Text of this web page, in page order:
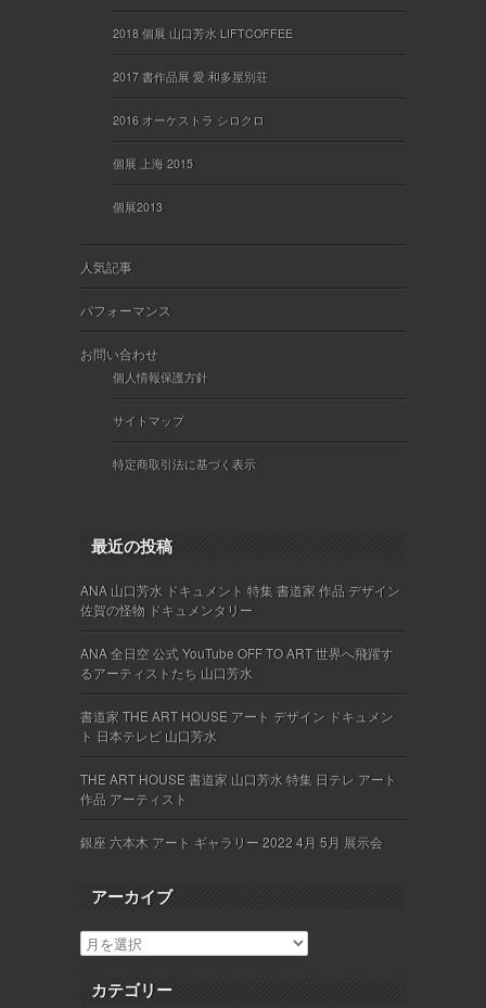
2018 個展 山口芳水 LIFTCOFFEE
2017 書作品展 愛 和多屋別荘
2016 オーケストラ シロクロ
個展 上海 2015
個展2013
人気記事
パフォーマンス
お問い合わせ
個人情報保護方針
サイトマップ
特定商取引法に基づく表示
最近の投稿
ANA 山口芳水 ドキュメント 特集 書道家 作品 デザイン
佐賀の怪物 ドキュメンタリー
ANA 全日空 公式 YouTube OFF TO ART 世界へ飛躍す
るアーティストたち 山口芳水
書道家 THE ART HOUSE アート デザイン ドキュメン
ト 日本テレビ 山口芳水
THE ART HOUSE 書道家 山口芳水 特集 日テレ アート
作品 アーティスト
銀座 六本木 アート ギャラリー 2022 4月 5月 展示会
アーカイブ
カテゴリー